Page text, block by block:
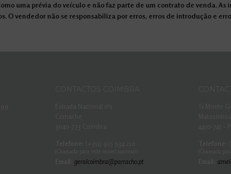
uma prévia do veículo e não faz parte de um contrato de venda.
O vendedor não se responsabiliza por erros, erros de introdução e
geralcoimbra@parracho.pt